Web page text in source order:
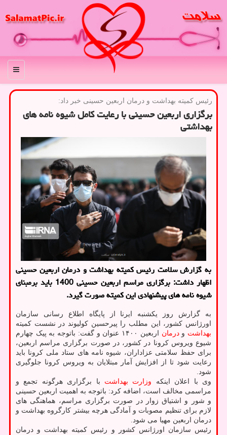
منو
رئیس كمیته بهداشت و درمان اربعین حسینی خبر داد:
برگزاری اربعین حسینی با رعایت كامل شیوه نامه های
بهداشتی
به گزارش سلامت رئیس کمیته بهداشت و درمان اربعین حسینی
اظهار داشت: برگزاری مراسم اربعین حسینی 1400 باید برمبنای
شیوه نامه های پیشنهادی این کمیته صورت گیرد.
به گزارش روز یکشنبه ایرنا از پایگاه اطلاع رسانی سازمان
اورژانس کشور، این مطلب را پیرحسین کولیوند در نشست کمیته
بهداشت ودرمان
اربعین ۱۴۰۰ عنوان و گفت: باتوجه به پیک چهارم
شیوع ویروس کرونا در کشور، در صورت برگزاری مراسم اربعین،
برای حفظ سلامتی عزاداران، شیوه نامه های ستاد ملی کرونا باید
رعایت شود تا از افزایش آمار مبتلایان به ویروس کرونا جلوگیری
شود.
وی با اعلان اینکه وزارت بهداشت با برگزاری هرگونه تجمع و
مراسمی مخالف است، اضافه کرد: باتوجه به اهمیت اربعین حسینی
و شور و اشتیاق زوار در صورت برگزاری مراسم، هماهنگی های
لازم برای تنظیم مصوبات و آمادگی هرچه بیشتر کارگروه بهداشت و
درمان اربعین مهیا می شود.
رئیس سازمان اورژانس کشور و رئیس کمیته بهداشت و درمان